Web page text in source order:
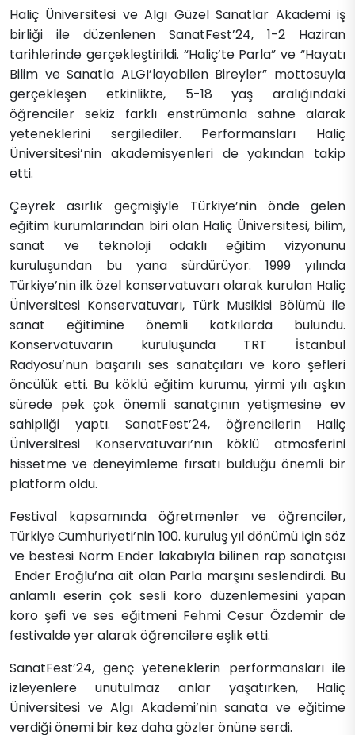
Haliç Üniversitesi ve Algı Güzel Sanatlar Akademi iş
birliği ile düzenlenen SanatFest’24, 1-2 Haziran
tarihlerinde gerçekleştirildi. “Haliç’te Parla” ve “Hayatı
Bilim ve Sanatla ALGI’layabilen Bireyler” mottosuyla
gerçekleşen etkinlikte, 5-18 yaş aralığındaki
öğrenciler sekiz farklı enstrümanla sahne alarak
yeteneklerini sergilediler. Performansları Haliç
Üniversitesi’nin akademisyenleri de yakından takip
etti.
Çeyrek asırlık geçmişiyle Türkiye’nin önde gelen
eğitim kurumlarından biri olan Haliç Üniversitesi, bilim,
sanat ve teknoloji odaklı eğitim vizyonunu
kuruluşundan bu yana sürdürüyor. 1999 yılında
Türkiye’nin ilk özel konservatuvarı olarak kurulan Haliç
Üniversitesi Konservatuvarı, Türk Musikisi Bölümü ile
sanat eğitimine önemli katkılarda bulundu.
Konservatuvarın kuruluşunda TRT İstanbul
Radyosu’nun başarılı ses sanatçıları ve koro şefleri
öncülük etti. Bu köklü eğitim kurumu, yirmi yılı aşkın
sürede pek çok önemli sanatçının yetişmesine ev
sahipliği yaptı. SanatFest’24, öğrencilerin Haliç
Üniversitesi Konservatuvarı’nın köklü atmosferini
hissetme ve deneyimleme fırsatı bulduğu önemli bir
platform oldu.
Festival kapsamında öğretmenler ve öğrenciler,
Türkiye Cumhuriyeti’nin 100. kuruluş yıl dönümü için söz
ve bestesi Norm Ender lakabıyla bilinen rap sanatçısı​
Ender Eroğlu’na ait olan Parla marşını seslendirdi. Bu
anlamlı eserin çok sesli koro düzenlemesini yapan
koro şefi ve ses eğitmeni Fehmi Cesur Özdemir de
festivalde yer alarak öğrencilere eşlik etti.
SanatFest’24, genç yeteneklerin performansları ile
izleyenlere unutulmaz anlar yaşatırken, Haliç
Üniversitesi ve Algı Akademi’nin sanata ve eğitime
verdiği önemi bir kez daha gözler önüne serdi.​